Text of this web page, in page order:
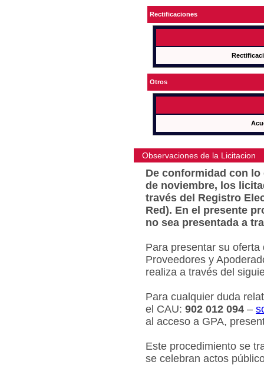
Rectificaciones
Otros
Observaciones de la Licitacion
De conformidad con lo
de noviembre, los
través del Registro
Red). En el presente
no sea presentada a
Para presentar su
Proveedores y
realiza a través del
Para cualquier duda
el CAU: 902 012 094 –
al acceso a GPA,
Este procedimiento se
se celebran actos